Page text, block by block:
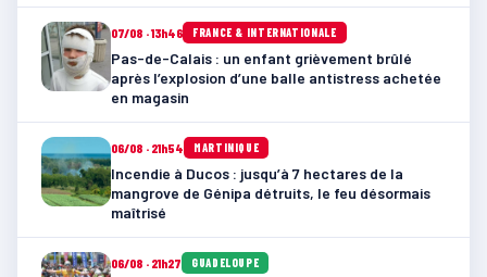
07/08 · 13h46 FRANCE & INTERNATIONALE
Pas-de-Calais : un enfant grièvement brûlé
après l’explosion d’une balle antistress achetée
en magasin
06/08 · 21h54 MARTINIQUE
Incendie à Ducos : jusqu’à 7 hectares de la
mangrove de Génipa détruits, le feu désormais
maîtrisé
06/08 · 21h27 GUADELOUPE